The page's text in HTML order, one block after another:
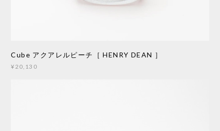
Cube アクアレルピーチ［ HENRY DEAN ］
¥20,130